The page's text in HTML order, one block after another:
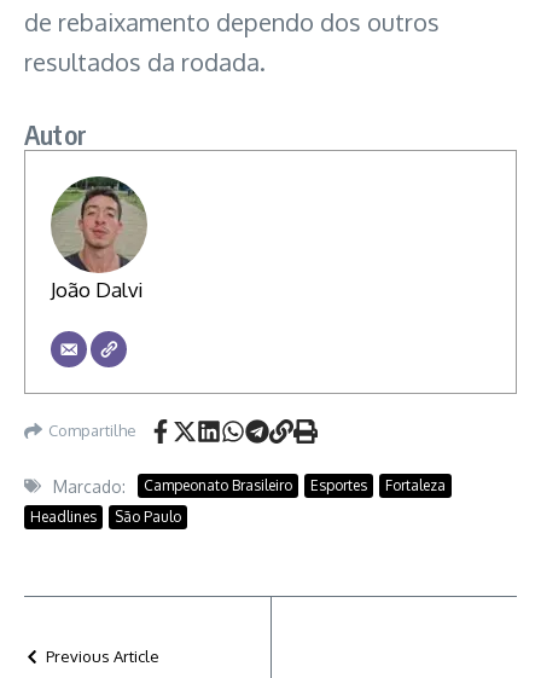
de rebaixamento dependo dos outros
resultados da rodada.
Autor
João Dalvi
Compartilhe
Marcado: Campeonato Brasileiro Esportes
Fortaleza
Headlines
São Paulo
Previous Article